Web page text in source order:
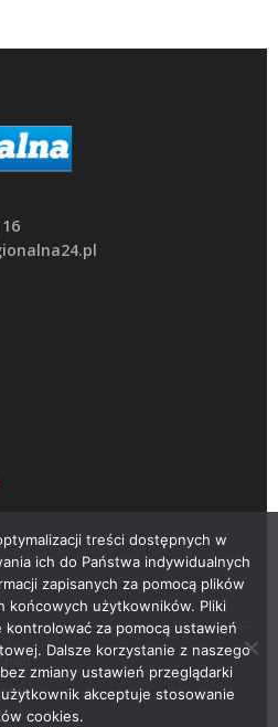
treści dostępnych w
ich do Państwa indywidualnych
zapisanych za pomocą plików
końcowych użytkowników. Pliki
za pomocą ustawień
Dalsze korzystanie z naszego
zmiany ustawień przeglądarki
akceptuje stosowanie
cookies.